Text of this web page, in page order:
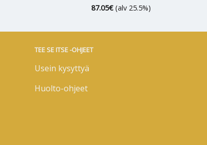
87.05€ (alv 25.5%)
TEE SE ITSE -OHJEET
Usein kysyttyä
Huolto-ohjeet